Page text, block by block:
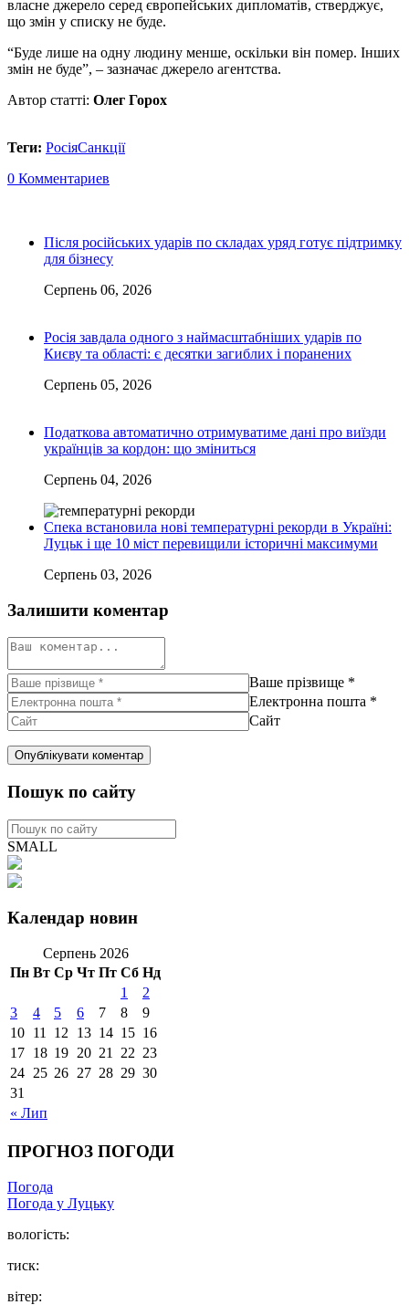
власне джерело серед європейських дипломатів, стверджує,
що змін у списку не буде.
“Буде лише на одну людину менше, оскільки він помер. Інших
змін не буде”, – зазначає джерело агентства.
Автор статті: Олег Горох
Теги: РосіяСанкції
0 Комментариев
Після російських ударів по складах уряд готує підтримку
для бізнесу
Серпень 06, 2026
Росія завдала одного з наймасштабніших ударів по
Києву та області: є десятки загиблих і поранених
Серпень 05, 2026
Податкова автоматично отримуватиме дані про виїзди
українців за кордон: що зміниться
Серпень 04, 2026
Спека встановила нові температурні рекорди в Україні:
Луцьк і ще 10 міст перевищили історичні максимуми
Серпень 03, 2026
Залишити коментар
Ваше прізвище *
Електронна пошта *
Сайт
Пошук по сайту
SMALL
Календар новин
Серпень 2026
Пн Вт Ср Чт Пт Сб Нд
« Лип
1
2
3
4 5 6 7 8
9
10 11 12 13 14 15 16
17 18 19 20 21 22 23
24 25 26 27 28 29 30
31
ПРОГНОЗ ПОГОДИ
Погода
Погода у Луцьку
вологість:
тиск:
вітер: